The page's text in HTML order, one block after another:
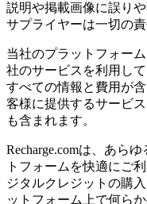
説明や掲載画像に誤り
サプライヤーは一切の責
当社のプラットフォー
社のサービスを利用し
すべての情報と費用が
客様に提供するサービ
も含まれます。
Recharge.comは、あら
トフォームを快適にご
ジタルクレジットの購
ットフォーム上で何ら